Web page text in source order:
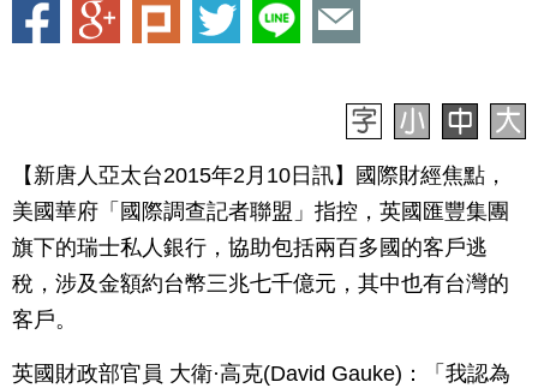
【新唐人亞太台2015年2月10日訊】國際財經焦點，
美國華府「國際調查記者聯盟」指控，英國匯豐集團
旗下的瑞士私人銀行，協助包括兩百多國的客戶逃
稅，涉及金額約台幣三兆七千億元，其中也有台灣的
客戶。
英國財政部官員 大衛·高克(David Gauke)：「我認為